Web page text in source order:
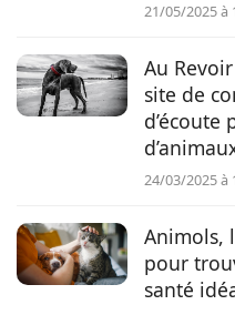
21/05/2025 à
Au
site de
24/03/2025 à
Animols,
pour
santé